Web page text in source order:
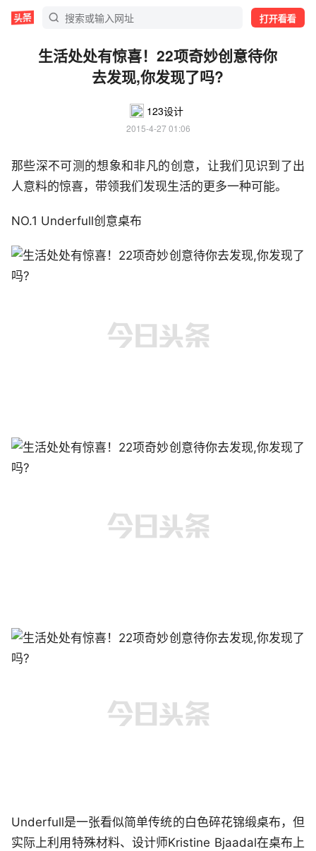
打开看看
生活处处有惊喜！22项奇妙创意待你
去发现,你发现了吗?
123设计
2015-4-27 01:06
那些深不可测的想象和非凡的创意，让我们见识到了出
人意料的惊喜，带领我们发现生活的更多一种可能。
NO.1 Underfull创意桌布
Underfull是一张看似简单传统的白色碎花锦缎桌布，但
实际上利用特殊材料、设计师Kristine Bjaadal在桌布上